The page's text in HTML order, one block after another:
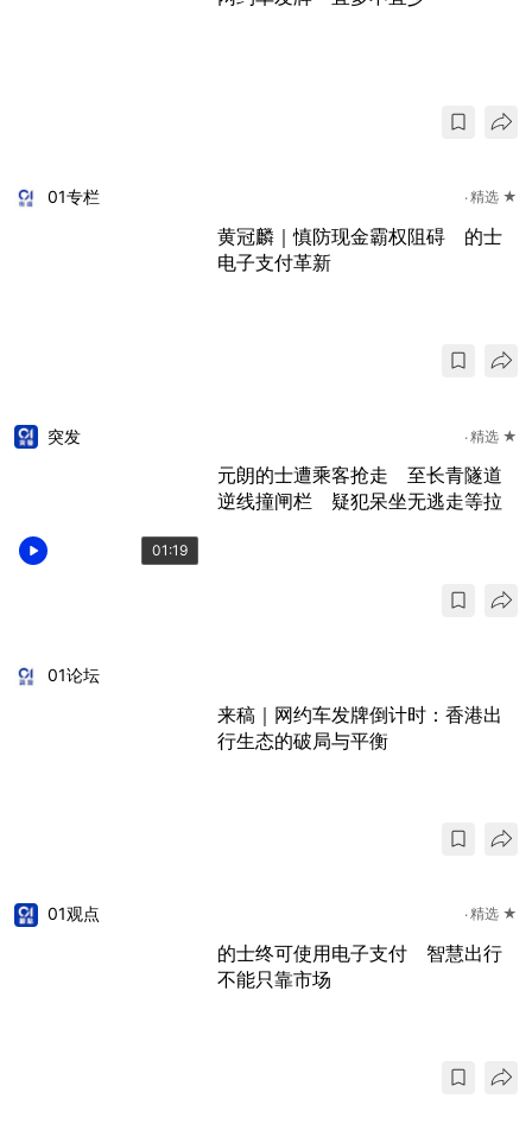
01专栏 精选 ★
黄冠麟｜慎防现金霸权阻碍 的士
电子支付革新
01:19
突发 精选 ★
元朗的士遭乘客抢走 至长青隧道
逆线撞闸栏 疑犯呆坐无逃走等拉
01论坛
来稿｜网约车发牌倒计时：香港出
行生态的破局与平衡
01观点 精选 ★
的士终可使用电子支付 智慧出行
不能只靠市场